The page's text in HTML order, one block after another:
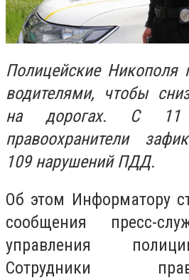
Полицейские Никополя
водителями, чтобы
на дорогах. С
правоохранители
109 нарушений ПДД.
Об этом Информатору
сообщения пресс-
управления
Сотрудники